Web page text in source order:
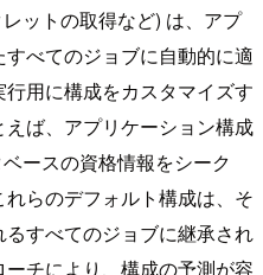
ットの取得など) は、アプ
べてのジョブに自動的に適
用に構成をカスタマイズす
ば、アプリケーション構成
ースの資格情報をシーク
らのデフォルト構成は、そ
すべてのジョブに継承され
チにより、構成の予測が容